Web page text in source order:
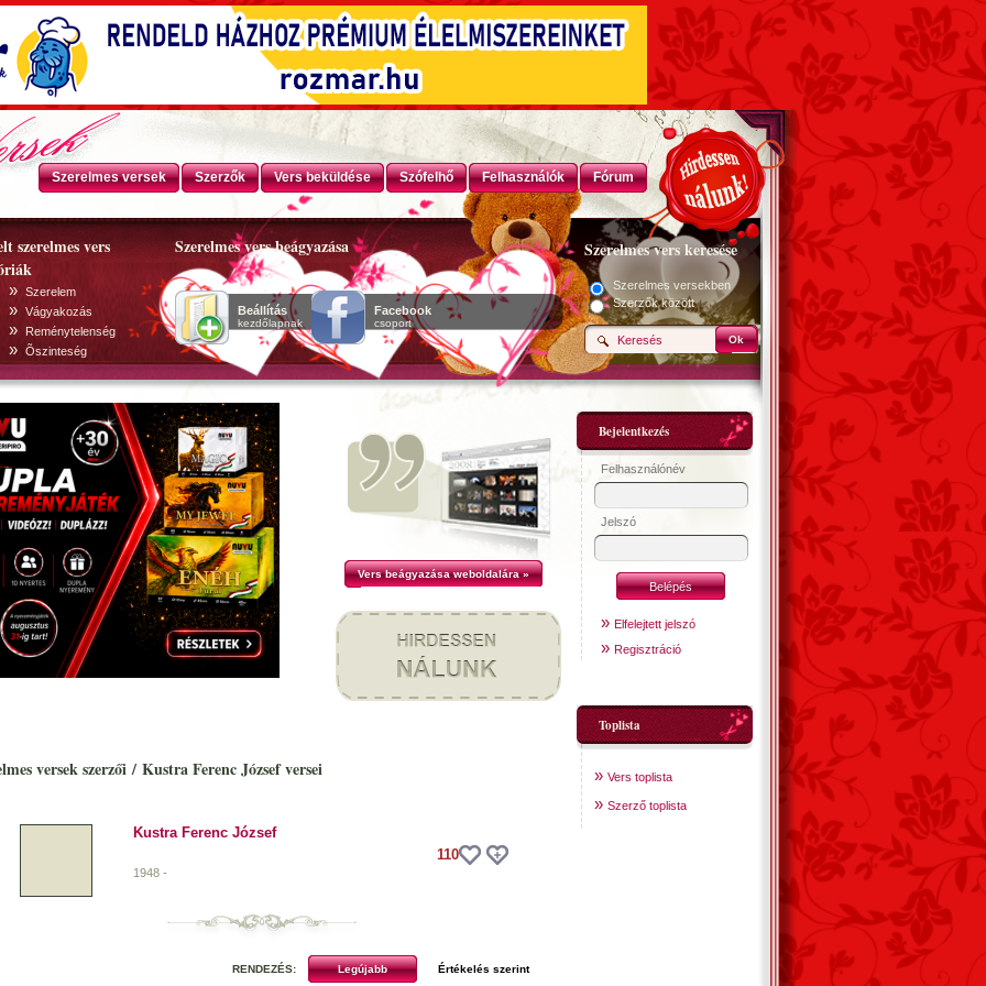
Szerelmes versek Szerzők Vers beküldése Szófelhő Felhasználók Fórum
szerelmes vers
» Szerelem
» Vágyakozás
» Reménytelenség
» Õszinteség
Szerelmes vers beágyazása
Beállítás
kezdőlapnak
Facebook
csoport
Szerelmes vers keresése
Szerelmes versekben
Szerzők között
Ok
Vers beágyazása weboldalára »
versek szerzői / Kustra Ferenc József versei
Kustra Ferenc József
110
1948 -
RENDEZÉS:
Bejelentkezés
Felhasználónév
Jelszó
» Elfelejtett jelszó
» Regisztráció
Toplista
» Vers toplista
» Szerző toplista